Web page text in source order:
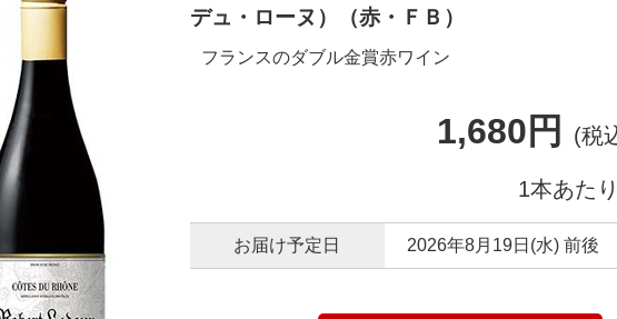
デュ・ローヌ）（赤・ＦＢ）
フランスのダブル金賞赤ワイン
1,680円 (税
1本あた
お届け予定日 2026年8月19日(水) 前後